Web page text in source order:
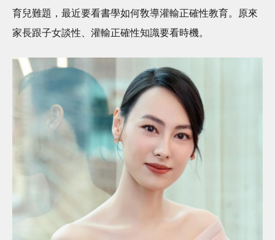
育兒難題，最近要看書學如何敎導灌輸正確性教育。原來
家長跟子女談性、灌輸正確性知識要看時機。